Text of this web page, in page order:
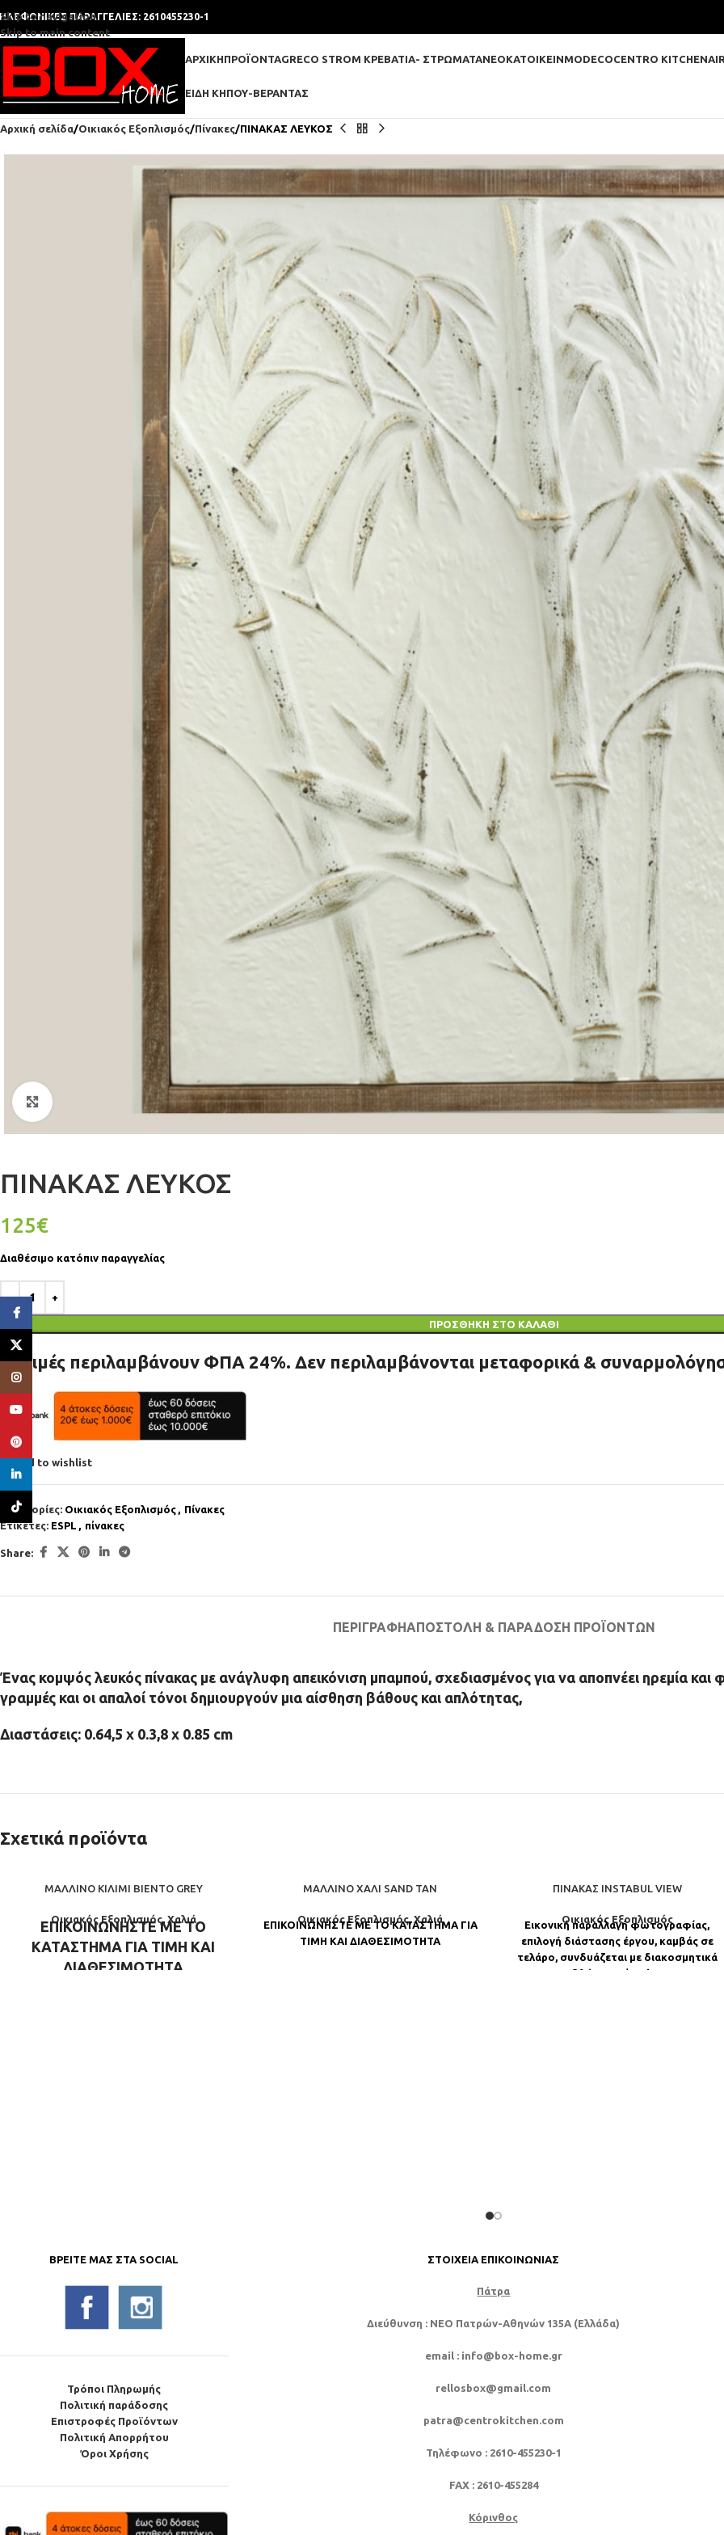
Skip to navigation
Skip to main content
ΠΑΡΑΓΓΕΛΙΕΣ: 2610455230-1
ΑΡΧΙΚΉΠΡΟΪΌΝΤΑGRECO STROM ΚΡΕΒΑΤΙΑ- ΣΤΡΩΜΑΤΑΝΕΟΚΑΤΟΙΚΕΙΝMODECOCENTRO KITCHEN
ΕΊΔΗ ΚΉΠΟΥ-ΒΕΡΆΝΤΑΣ
Αρχική σελίδα Οικιακός Εξοπλισμός Πίνακες ΠΙΝΑΚΑΣ ΛΕΥΚΟΣ
ΠΙΝΑΚΑΣ ΛΕΥΚΟΣ
125€
Διαθέσιμο κατόπιν παραγγελίας
ΠΡΟΣΘΉΚΗ ΣΤΟ ΚΑΛΆΘΙ
Οι τιμές περιλαμβάνουν ΦΠΑ 24%. Δεν περιλαμβάνονται μεταφορικά &
Add to wishlist
Κατηγορίες: Οικιακός Εξοπλισμός , Πίνακες
Ετικέτες: ESPL , πἰνακες
Share:
ΠΕΡΙΓΡΑΦΉΑΠΟΣΤΟΛΉ & ΠΑΡΆΔΟΣΗ ΠΡΟΪΌΝΤΩΝ
Ένας κομψός λευκός πίνακας με ανάγλυφη απεικόνιση μπαμπού, σχεδιασμένος για να αποπνέει ηρεμία και
γραμμές και οι απαλοί τόνοι δημιουργούν μια αίσθηση βάθους και απλότητας,
Διαστάσεις: 0.64,5 x 0.3,8 x 0.85 cm
Σχετικά προϊόντα
ΜΆΛΛΙΝΟ ΚΙΛΊΜΙ BIENTO GREY
Οικιακός Εξοπλισμός, Χαλιά
ΕΠΙΚΟΙΝΩΝΗΣΤΕ ΜΕ ΤΟ
ΚΑΤΑΣΤΗΜΑ ΓΙΑ ΤΙΜΗ ΚΑΙ
ΔΙΑΘΕΣΙΜΟΤΗΤΑ
ΜΆΛΛΙΝΟ ΧΑΛΊ SAND TAN
Οικιακός Εξοπλισμός,Χαλιά
ΕΠΙΚΟΙΝΩΝΗΣΤΕ ΜΕ ΤΟ ΚΑΤΑΣΤΗΜΑ ΓΙΑ
ΤΙΜΗ ΚΑΙ ΔΙΑΘΕΣΙΜΟΤΗΤΑ
ΠΊΝΑΚΑΣ INSTABUL VIEW
Οικιακός Εξοπλισμός
Εικονική παραλλαγή φωτογραφίας,
επιλογή διάστασης έργου, καμβάς σε
τελάρο, συνδυάζεται με διακοσμητικά
μαξιλάρια απὀ Loloom.
ΒΡΕΊΤΕ ΜΑΣ ΣΤΑ SOCIAL
Τρόποι Πληρωμής
Πολιτική παράδοσης
Επιστροφές Προϊόντων
Πολιτική Απορρήτου
Όροι Χρήσης
ΣΤΟΙΧΕΊΑ ΕΠΙΚΟΙΝΩΝΊΑΣ
Πάτρα
Διεύθυνση : NEO Πατρών-Αθηνών 135Α (Ελλάδα)
email: info@box-home.gr
rellosbox@gmail.com
patra@centrokitchen.com
Τηλέφωνο : 2610-455230-1
FAX: 2610-455284
Κόρινθος
Facebook
YouTube
Pinterest
TikTok